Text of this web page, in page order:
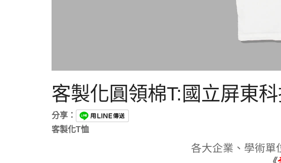
客製化圓領棉T:國立屏東
分享：
客製化T恤
各大企業、學術單